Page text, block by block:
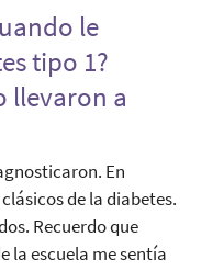
le
tipo 1?
llevaron a
En
de la diabetes.
Recuerdo que
la escuela me sentía